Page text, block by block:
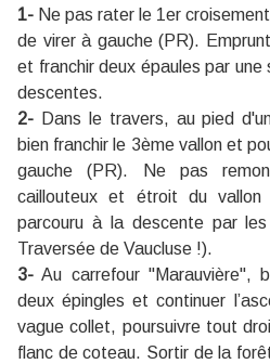
1- Ne pas rater le 1er
de virer à gauche (PR).
et franchir deux épaules par
descentes.
2- Dans le travers, au pied
bien franchir le 3ème vallon et
gauche (PR). Ne pas
caillouteux et étroit du
parcouru à la descente par
Traversée de Vaucluse !).
3- Au carrefour "Marauvière",
deux épingles et continuer
vague collet, poursuivre tout
flanc de coteau. Sortir de la